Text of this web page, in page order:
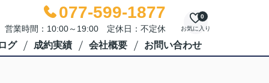
077-599-1877
営業時間：10:00～19:00 定休日：不定休 お気に入り
0
グ 成約実績 会社概要 お問い合わせ